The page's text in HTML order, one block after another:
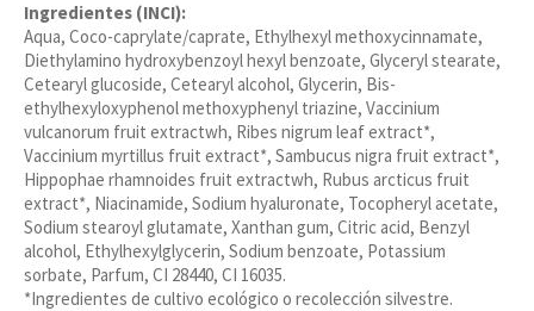
Ingredientes (INCI):
Aqua, Coco-caprylate/caprate, Ethylhexyl methoxycinnamate,
Diethylamino hydroxybenzoyl hexyl benzoate, Glyceryl stearate,
Cetearyl glucoside, Cetearyl alcohol, Glycerin, Bis-
ethylhexyloxyphenol methoxyphenyl triazine, Vaccinium
vulcanorum fruit extractwh, Ribes nigrum leaf extract*,
Vaccinium myrtillus fruit extract*, Sambucus nigra fruit extract*,
Hippophae rhamnoides fruit extractwh, Rubus arcticus fruit
extract*, Niacinamide, Sodium hyaluronate, Tocopheryl acetate,
Sodium stearoyl glutamate, Xanthan gum, Citric acid, Benzyl
alcohol, Ethylhexylglycerin, Sodium benzoate, Potassium
sorbate, Parfum, CI 28440, CI 16035.
*Ingredientes de cultivo ecológico o recolección silvestre.